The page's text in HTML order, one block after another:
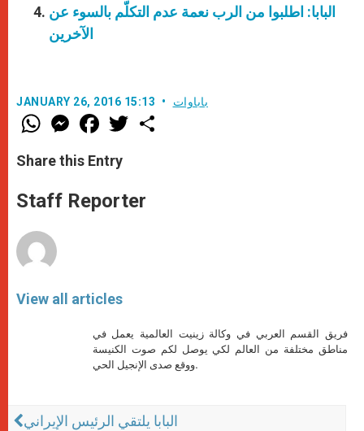
البابا: اطلبوا من الرب نعمة عدم التكلّم بالسوء عن
الآخرين
JANUARY 26, 2016 15:13 باباوات
W
h
t
s
p
p
M
e
s
e
g
e
F
a
e
b
o
k
T
w
r
Share this Entry
Staff Reporter
View all articles
فريق القسم العربي في وكالة زينيت العالمية يعمل في
مناطق مختلفة من العالم لكي يوصل لكم صوت الكنيسة
ووقع صدى الإنجيل الحي.
البابا يلتقي الرئيس الإيراني